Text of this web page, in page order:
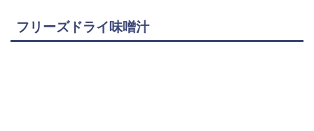
フリーズドライ味噌汁